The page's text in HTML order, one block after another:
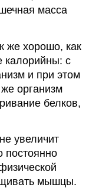
масса
же хорошо, как
калорийны: c
и при этом
организм
белков,
увеличит
постоянно
мышцы.